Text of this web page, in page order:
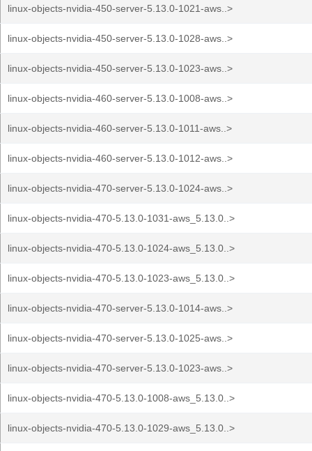
linux-objects-nvidia-450-server-5.13.0-1021-aws..>
linux-objects-nvidia-450-server-5.13.0-1028-aws..>
linux-objects-nvidia-450-server-5.13.0-1023-aws..>
linux-objects-nvidia-460-server-5.13.0-1008-aws..>
linux-objects-nvidia-460-server-5.13.0-1011-aws..>
linux-objects-nvidia-460-server-5.13.0-1012-aws..>
linux-objects-nvidia-470-server-5.13.0-1024-aws..>
linux-objects-nvidia-470-5.13.0-1031-aws_5.13.0..>
linux-objects-nvidia-470-5.13.0-1024-aws_5.13.0..>
linux-objects-nvidia-470-5.13.0-1023-aws_5.13.0..>
linux-objects-nvidia-470-server-5.13.0-1014-aws..>
linux-objects-nvidia-470-server-5.13.0-1025-aws..>
linux-objects-nvidia-470-server-5.13.0-1023-aws..>
linux-objects-nvidia-470-5.13.0-1008-aws_5.13.0..>
linux-objects-nvidia-470-5.13.0-1029-aws_5.13.0..>